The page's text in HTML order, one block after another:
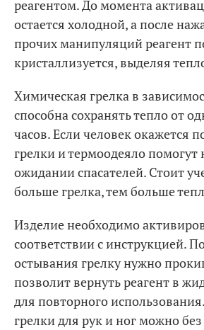
реагентом. До момента
остается холодной, а после
прочих манипуляций реагент
кристаллизуется, выделяя
Химическая грелка в
способна сохранять тепло от
часов. Если человек окажется
грелки и термоодеяло помогут
ожидании спасателей. Стоит
больше грелка, тем больше
Изделие необходимо
соответствии с инструкцией.
остывания грелку нужно
позволит вернуть реагент в
для повторного
грелки для рук и ног можно